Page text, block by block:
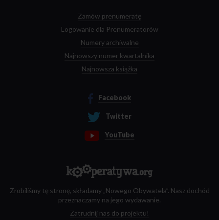
Zamów prenumeratę
Logowanie dla Prenumeratorów
Numery archiwalne
Najnowszy numer kwartalnika
Najnowsza książka
Facebook
Twitter
YouTube
Zrobiliśmy tę stronę, składamy „Nowego Obywatela”. Nasz dochód
przeznaczamy na jego wydawanie.
Zatrudnij nas do projektu!